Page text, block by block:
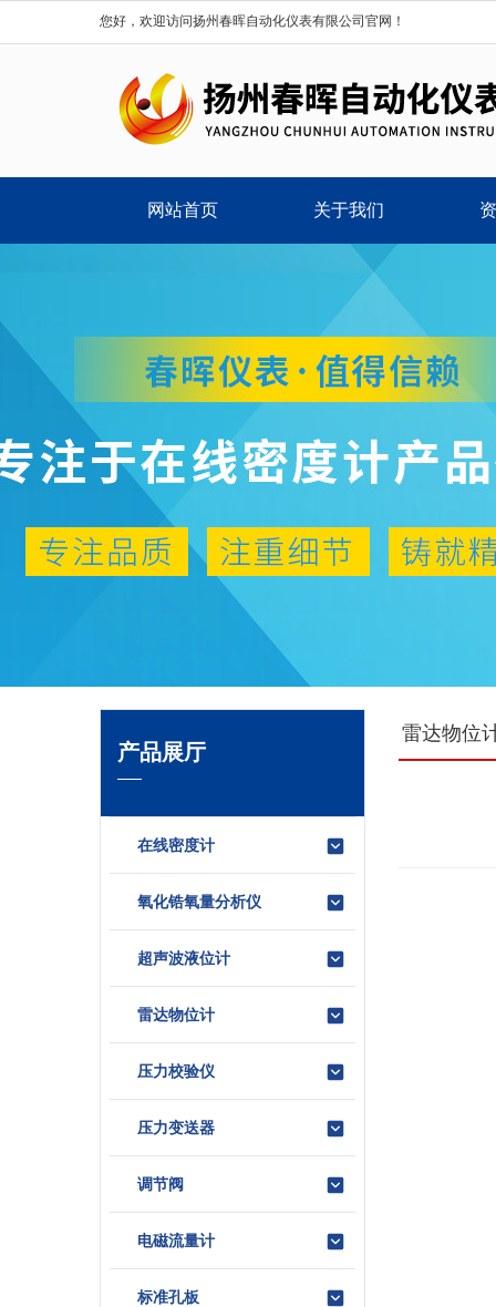
您好，欢迎访问扬州春晖自动化仪表有限公司官网！
网站首页 关于我们
产品展厅
在线密度计
氧化锆氧量分析仪
超声波液位计
雷达物位计
压力校验仪
压力变送器
调节阀
电磁流量计
标准孔板
雷达物位